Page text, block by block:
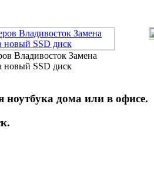
Владивосток Замена
новый SSD диск
ноутбука дома или в офисе.